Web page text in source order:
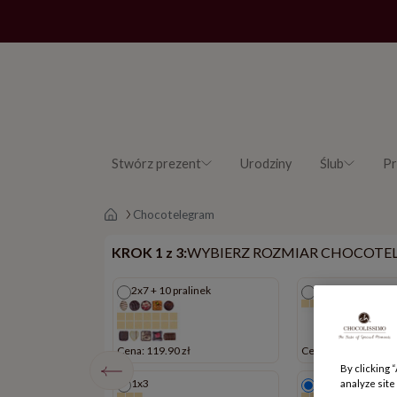
Stwórz prezent Urodziny Ślub
Strona główna
Chocotelegram
KROK 1 z 3:WYBIERZ ROZMIAR
2x7 + 10 pralinek
Cena: 119.90 zł
1x3
1x7
Cena: 39.90 zł
By clicking
analyze site